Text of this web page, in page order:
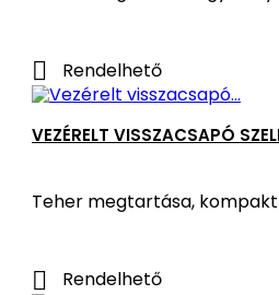
 Rendelhető
VEZÉRELT VISSZACSAPÓ
Teher megtartása,
 Rendelhető